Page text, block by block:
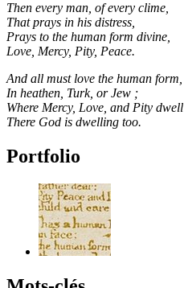
Then every man, of every clime,
That prays in his distress,
Prays to the human form divine,
Love, Mercy, Pity, Peace.
And all must love the human form,
In heathen, Turk, or Jew ;
Where Mercy, Love, and Pity dwell
There God is dwelling too.
Portfolio